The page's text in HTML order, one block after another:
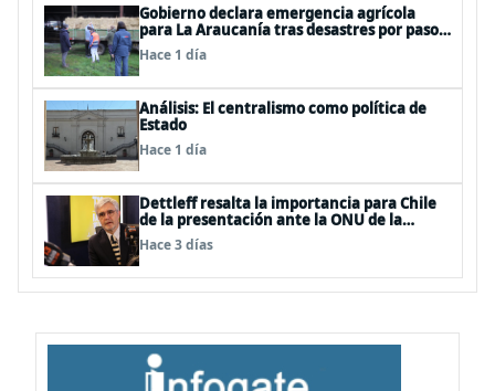
Gobierno declara emergencia agrícola
para La Araucanía tras desastres por pasos
de sistemas frontales
Hace 1 día
Análisis: El centralismo como política de
Estado
Hace 1 día
Dettleff resalta la importancia para Chile
de la presentación ante la ONU de la
Plataforma Continental Extendida del
Archipiélago Juan Fernández
Hace 3 días